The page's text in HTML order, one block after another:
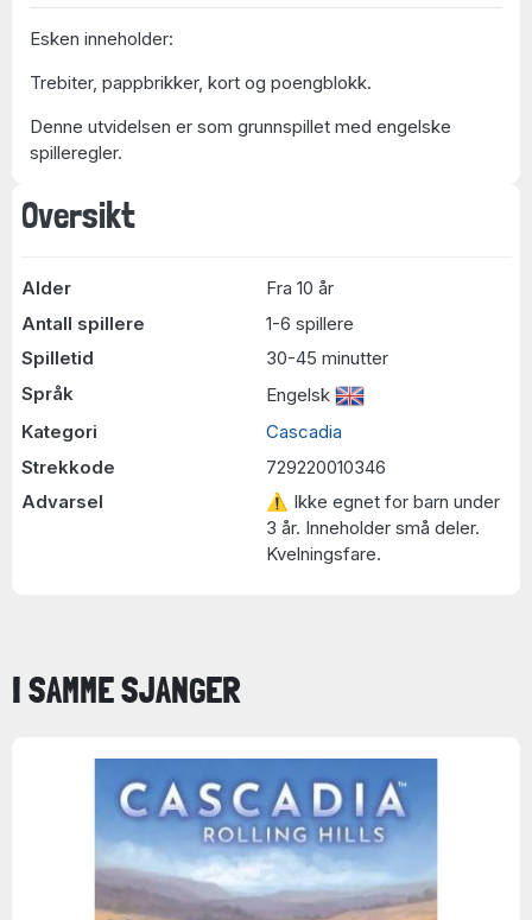
Oversikt
Alder
Fra 10 år
Antall spillere
1-6 spillere
Spilletid
30-45 minutter
Språk
Engelsk
Kategori
Cascadia
Strekkode
729220010346
Advarsel
⚠ Ikke egnet for barn under
3 år. Inneholder små deler.
Kvelningsfare.
Esken inneholder:
Trebiter, pappbrikker, kort og poengblokk.
Denne utvidelsen er som grunnspillet med engelske
spilleregler.
I SAMME SJANGER